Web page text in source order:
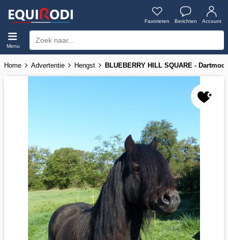
Favorieten Berichten Account
Menu
Home Advertentie Hengst BLUEBERRY HILL SQUARE -